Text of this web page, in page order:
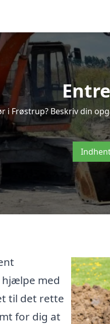
i Frøstrup? Beskriv din
med
til det rette
for dig at